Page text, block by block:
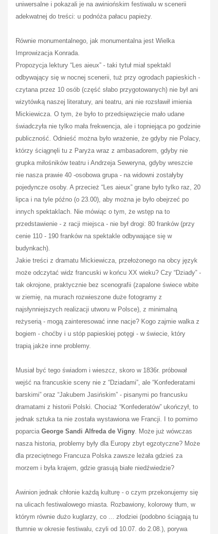
uniwersalne i pokazali je na awiniońskim festiwalu w scenerii
adekwatnej do treści: u podnóża pałacu papieży.
Równie monumentalnego, jak monumentalna jest Wielka
Improwizacja Konrada.
Propozycja lektury “Les aieux” - taki tytuł miał spektakl
odbywający się w nocnej scenerii, tuż przy ogrodach papieskich -
czytana przez 10 osób (część słabo przygotowanych) nie był ani
wizytówką naszej literatury, ani teatru, ani nie rozsławił imienia
Mickiewicza. O tym, że było to przedsięwzięcie mało udane
świadczyła nie tylko mała frekwencja, ale i topniejąca po godzinie
publiczność. Odnieść można było wrażenie, że gdyby nie Polacy,
którzy ściągnęli tu z Paryża wraz z ambasadorem, gdyby nie
grupka miłośników teatru i Andrzeja Seweryna, gdyby wreszcie
nie nasza prawie 40 -osobowa grupa - na widowni zostałyby
pojedyncze osoby. A przecież “Les aieux” grane było tylko raz, 20
lipca i na tyle późno (o 23.00), aby można je było obejrzeć po
innych spektaklach. Nie mówiąc o tym, że wstęp na to
przedstawienie - z racji miejsca - nie był drogi: 80 franków (przy
cenie 110 - 190 franków na spektakle odbywające się w
budynkach).
Jakie treści z dramatu Mickiewicza, przełożonego na obcy język
może odczytać widz francuski w końcu XX wieku? Czy “Dziady” -
tak okrojone, praktycznie bez scenografii (zapalone świece wbite
w ziemię, na murach rozwieszone duże fotogramy z
najsłynniejszych realizacji utworu w Polsce), z minimalną
reżyserią - mogą zainteresować inne nacje? Kogo zajmie walka z
bogiem - choćby i u stóp papieskiej potęgi - w świecie, który
trapią jakże inne problemy.
Musiał być tego świadom i wieszcz, skoro w 1836r. próbował
wejść na francuskie sceny nie z “Dziadami”, ale “Konfederatami
barskimi” oraz “Jakubem Jasińskim” - pisanymi po francusku
dramatami z historii Polski. Chociaż “Konfederatów” ukończył, to
jednak sztuka ta nie została wystawiona we Francji. I to pomimo
poparcia George Sand i Alfreda de Vigny. Może już wówczas
nasza historia, problemy były dla Europy zbyt egzotyczne? Może
dla przeciętnego Francuza Polska zawsze leżała gdzieś za
morzem i była krajem, gdzie grasują białe niedźwiedzie?
Awinion jednak chłonie każdą kulturę - o czym przekonujemy się
na ulicach festiwalowego miasta. Rozbawiony, kolorowy tłum, w
którym równie dużo kuglarzy, co ... złodziei (podobno ściągają tu
tłumnie w okresie festiwalu, czyli od 10.07. do 2.08.), porywa